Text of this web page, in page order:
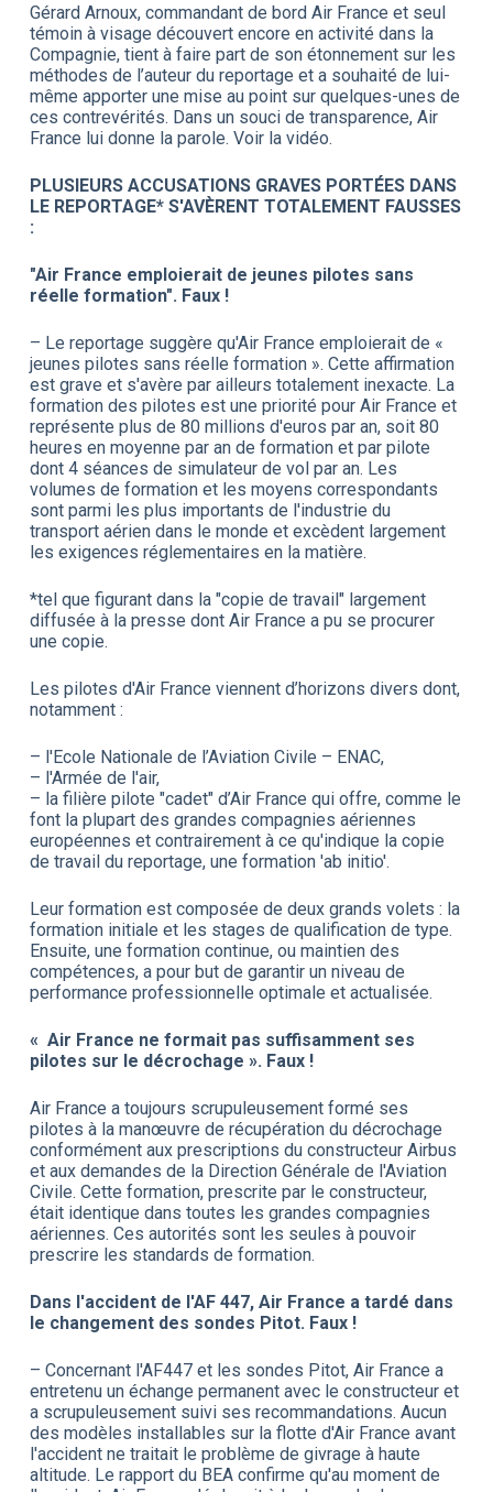
Gérard Arnoux, commandant de bord Air France et seul
témoin à visage découvert encore en activité dans la
Compagnie, tient à faire part de son étonnement sur les
méthodes de l’auteur du reportage et a souhaité de lui-
même apporter une mise au point sur quelques-unes de
ces contrevérités. Dans un souci de transparence, Air
France lui donne la parole. Voir la vidéo.
PLUSIEURS ACCUSATIONS GRAVES PORTÉES DANS
LE REPORTAGE* S'AVÈRENT TOTALEMENT FAUSSES
:
"Air France emploierait de jeunes pilotes sans
réelle formation". Faux !
– Le reportage suggère qu'Air France emploierait de «
jeunes pilotes sans réelle formation ». Cette affirmation
est grave et s'avère par ailleurs totalement inexacte. La
formation des pilotes est une priorité pour Air France et
représente plus de 80 millions d'euros par an, soit 80
heures en moyenne par an de formation et par pilote
dont 4 séances de simulateur de vol par an. Les
volumes de formation et les moyens correspondants
sont parmi les plus importants de l'industrie du
transport aérien dans le monde et excèdent largement
les exigences réglementaires en la matière.
*tel que figurant dans la "copie de travail" largement
diffusée à la presse dont Air France a pu se procurer
une copie.
Les pilotes d'Air France viennent d’horizons divers dont,
notamment :
– l'Ecole Nationale de l’Aviation Civile – ENAC,
– l'Armée de l'air,
– la filière pilote "cadet" d’Air France qui offre, comme le
font la plupart des grandes compagnies aériennes
européennes et contrairement à ce qu'indique la copie
de travail du reportage, une formation 'ab initio'.
Leur formation est composée de deux grands volets : la
formation initiale et les stages de qualification de type.
Ensuite, une formation continue, ou maintien des
compétences, a pour but de garantir un niveau de
performance professionnelle optimale et actualisée.
« Air France ne formait pas suffisamment ses
pilotes sur le décrochage ». Faux !
Air France a toujours scrupuleusement formé ses
pilotes à la manœuvre de récupération du décrochage
conformément aux prescriptions du constructeur Airbus
et aux demandes de la Direction Générale de l'Aviation
Civile. Cette formation, prescrite par le constructeur,
était identique dans toutes les grandes compagnies
aériennes. Ces autorités sont les seules à pouvoir
prescrire les standards de formation.
Dans l'accident de l'AF 447, Air France a tardé dans
le changement des sondes Pitot. Faux !
– Concernant l'AF447 et les sondes Pitot, Air France a
entretenu un échange permanent avec le constructeur et
a scrupuleusement suivi ses recommandations. Aucun
des modèles installables sur la flotte d'Air France avant
l'accident ne traitait le problème de givrage à haute
altitude. Le rapport du BEA confirme qu'au moment de